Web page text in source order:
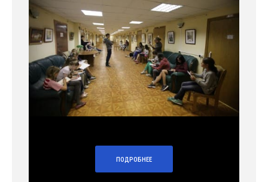
ПОДРОБНЕЕ